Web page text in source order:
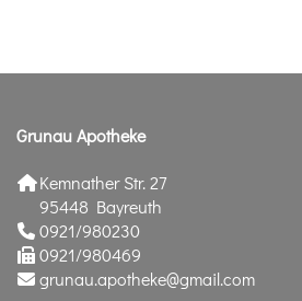
Grunau Apotheke
Kemnather Str. 27
95448 Bayreuth
0921/980230
0921/980469
grunau.apotheke@gmail.com